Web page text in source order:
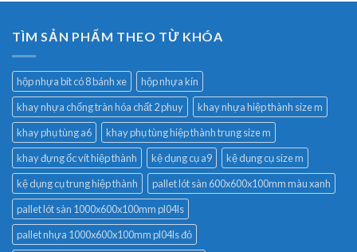
TÌM SẢN PHẨM THEO TỪ KHÓA
hộp nhựa bít có 8 bánh xe
hộp nhựa kín
khay nhựa chống tràn hóa chất 2 phuy
khay nhựa hiệp thành size m
khay phụ tùng a6
khay phụ tùng hiệp thành trung size m
khay đựng ốc vít hiệp thành
kệ dụng cụ a9
kệ dụng cụ size m
kệ dụng cụ trung hiệp thành
pallet lót sàn 600x600x100mm màu xanh
pallet lót sàn 1000x600x100mm pl04ls
pallet nhựa 1000x600x100mm pl04ls đỏ